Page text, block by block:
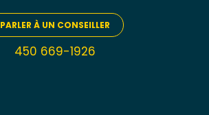
PARLER À UN CONSEILLER
450 669-1926